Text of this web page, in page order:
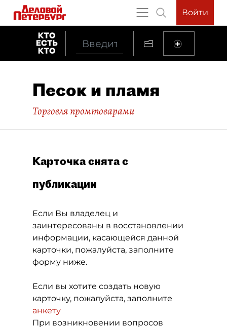
Войти
Песок и пламя
Торговля промтоварами
Карточка снята с
публикации
Если Вы владелец и
заинтересованы в восстановлении
информации, касающейся данной
карточки, пожалуйста, заполните
форму ниже.
Если вы хотите создать новую
карточку, пожалуйста, заполните
анкету
При возникновении вопросов